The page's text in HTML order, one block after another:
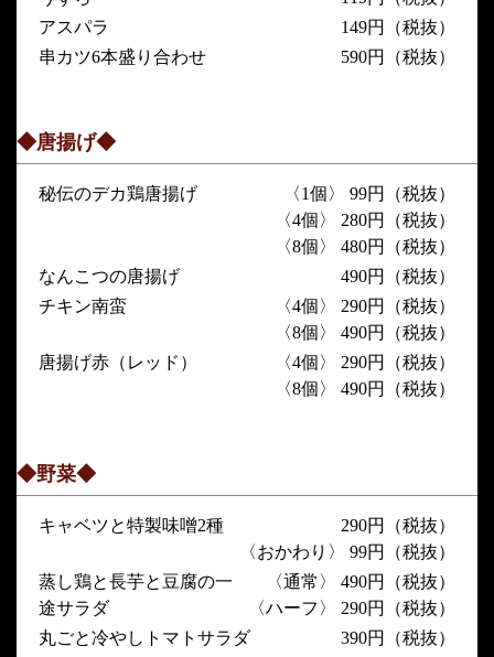
アスパラ
149円（税抜）
串カツ6本盛り合わせ
590円（税抜）
◆唐揚げ◆
秘伝のデカ鶏唐揚げ
〈1個〉 99円（税抜）
〈4個〉 280円（税抜）
〈8個〉 480円（税抜）
なんこつの唐揚げ
490円（税抜）
チキン南蛮
〈4個〉 290円（税抜）
〈8個〉 490円（税抜）
唐揚げ赤（レッド）
〈4個〉 290円（税抜）
〈8個〉 490円（税抜）
◆野菜◆
キャベツと特製味噌2種
290円（税抜）
〈おかわり〉 99円（税抜）
蒸し鶏と長芋と豆腐の一
途サラダ
〈通常〉 490円（税抜）
〈ハーフ〉 290円（税抜）
丸ごと冷やしトマトサラダ
390円（税抜）